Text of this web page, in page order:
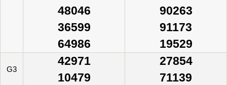
48046
36599
64986
90263
91173
19529
G3
42971
10479
27854
71139